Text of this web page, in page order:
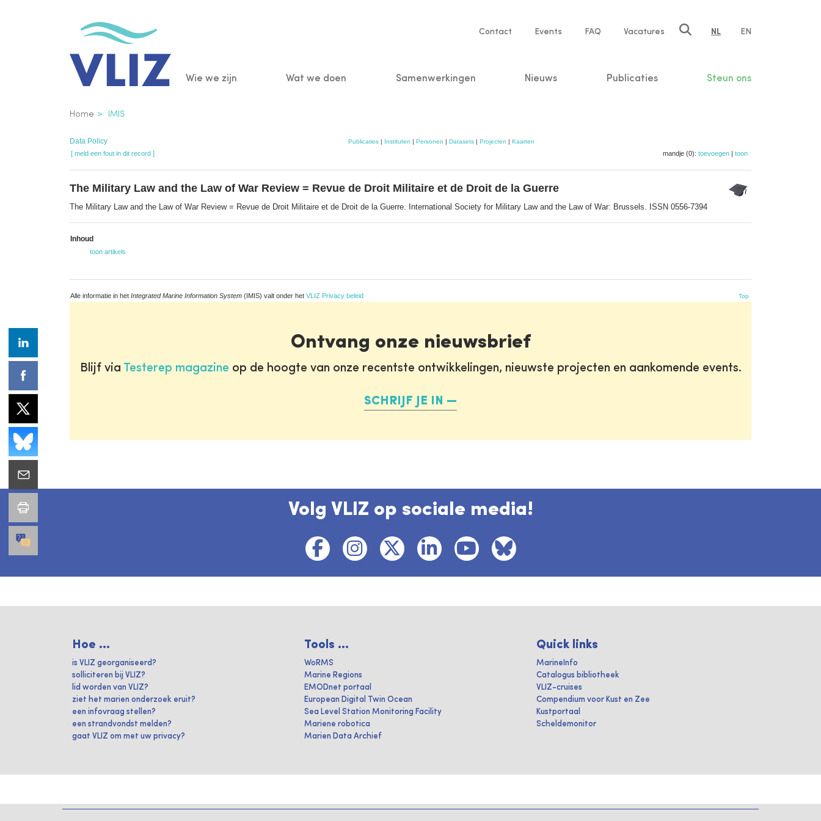
Service
Contact Events FAQ Vacatures NL EN
Main
Wie we zijn Wat we doen Samenwerkingen Nieuws Publicaties Steun ons
Kruimelpad
Home IMIS
Data Policy Publicaties| Instituten | Personen | Datasets| Projecten | Kaarten
[ meld een fout in dit record ] mandje (0): toevoegen | toon
The Military Law and the Law of War Review = Revue de Droit Militaire et de Droit de la Guerre
The Military Law and the Law of War Review = Revue de Droit Militaire et de Droit de la Guerre. International Society for Military Law and the Law of War: Brussels. ISSN 0556-7394
Inhoud
toon artikels
Alle informatie in het Integrated Marine Information System (IMIS) valt onder het VLIZ Privacy beleid Top
Ontvang onze nieuwsbrief
Blijf via Testerep magazine op de hoogte van onze recentste ontwikkelingen, nieuwste projecten en aankomende events.
SCHRIJF JE IN
Volg VLIZ op sociale media!
Hoe ...
is VLIZ georganiseerd?
solliciteren bij VLIZ?
lid worden van VLIZ?
ziet het marien onderzoek eruit?
een infovraag stellen?
een strandvondst melden?
gaat VLIZ om met uw privacy?
Tools ...
WoRMS
Marine Regions
EMODnet portaal
European Digital Twin Ocean
Sea Level Station Monitoring Facility
Mariene robotica
Marien Data Archief
Quick links
MarineInfo
Catalogus bibliotheek
VLIZ-cruises
Compendium voor Kust en Zee
Kustportaal
Scheldemonitor